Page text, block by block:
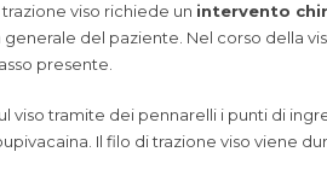
viso richiede un intervento
del paziente. Nel corso della
presente.
viso tramite dei pennarelli i punti di
Il filo di trazione viso viene